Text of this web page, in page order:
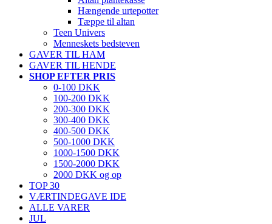
Hængende urtepotter
Tæppe til altan
Teen Univers
Menneskets bedsteven
GAVER TIL HAM
GAVER TIL HENDE
SHOP EFTER PRIS
0-100 DKK
100-200 DKK
200-300 DKK
300-400 DKK
400-500 DKK
500-1000 DKK
1000-1500 DKK
1500-2000 DKK
2000 DKK og op
TOP 30
VÆRTINDEGAVE IDE
ALLE VARER
JUL